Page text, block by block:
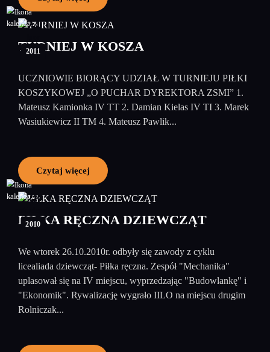
24
2011
TURNIEJ W KOSZA
UCZNIOWIE BIORĄCY UDZIAŁ W TURNIEJU PIŁKI
KOSZYKOWEJ „O PUCHAR DYREKTORA ZSMI” 1.
Mateusz Kamionka IV TT 2. Damian Kielas IV TI 3. Marek
Wasiukiewicz II TM 4. Mateusz Pawlik...
Czytaj więcej
28
2010
PIŁKA RĘCZNA DZIEWCZĄT
We wtorek 26.10.2010r. odbyły się zawody z cyklu
licealiada dziewcząt- Piłka ręczna. Zespół "Mechanika"
uplasował się na IV miejscu, wyprzedzając "Budowlankę" i
"Ekonomik". Rywalizację wygrało IILO na miejscu drugim
Rolniczak...